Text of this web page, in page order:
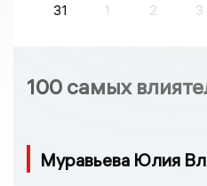
31
1 2 3
100 самых
Муравьева Юлия